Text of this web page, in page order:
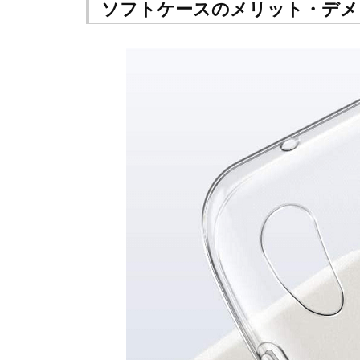
ソフトケースのメリット・デ